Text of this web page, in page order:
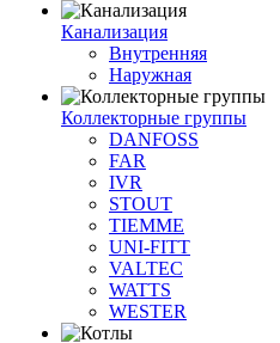
Канализация
Внутренняя
Наружная
Коллекторные группы
DANFOSS
FAR
IVR
STOUT
TIEMME
UNI-FITT
VALTEC
WATTS
WESTER